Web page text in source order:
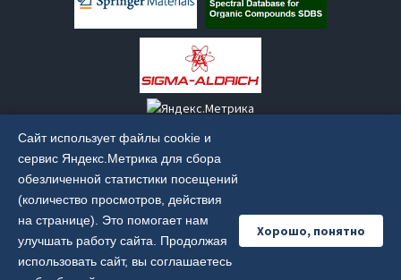
Сайт использует файлы cookie и
сервис Яндекс.Метрика для сбора
обезличенной статистики посещений
(количество просмотров, действия
на странице). Это помогает нам
улучшать работу сайта. Продолжая
использовать сайт, вы соглашаетесь
Хорошо, понятно
Старая версия сайта:old.irkinstchem.ru